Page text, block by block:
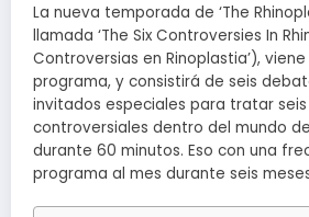
La nueva temporada de ‘The
llamada ‘The Six Controversies In
Controversias en Rinoplastia’),
programa, y consistirá de seis
invitados especiales para tratar
controversiales dentro del mundo
durante 60 minutos. Eso con una
programa al mes durante seis